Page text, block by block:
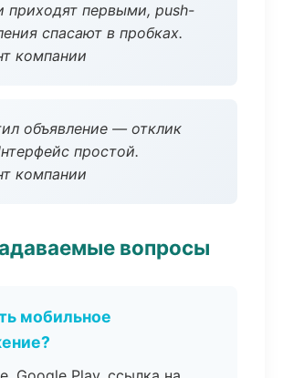
приходят первыми, push-
спасают в пробках.
компании
объявление — отклик
простой.
компании
вопросы
мобильное